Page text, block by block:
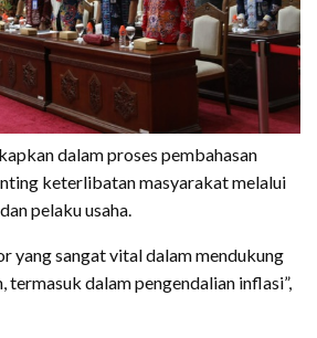
dalam proses pembahasan
keterlibatan masyarakat melalui
pelaku usaha.
yang sangat vital dalam mendukung
termasuk dalam pengendalian inflasi”,